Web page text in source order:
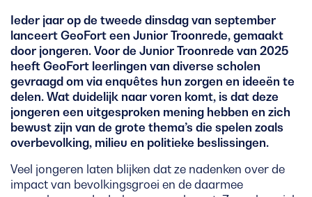
Ieder jaar op de tweede dinsdag van september
lanceert GeoFort een Junior Troonrede, gemaakt
door jongeren. Voor de Junior Troonrede van 2025
heeft GeoFort leerlingen van diverse scholen
gevraagd om via enquêtes hun zorgen en ideeën te
delen. Wat duidelijk naar voren komt, is dat deze
jongeren een uitgesproken mening hebben en zich
bewust zijn van de grote thema’s die spelen zoals
overbevolking, milieu en politieke beslissingen.
Veel jongeren laten blijken dat ze nadenken over de
impact van bevolkingsgroei en de daarmee